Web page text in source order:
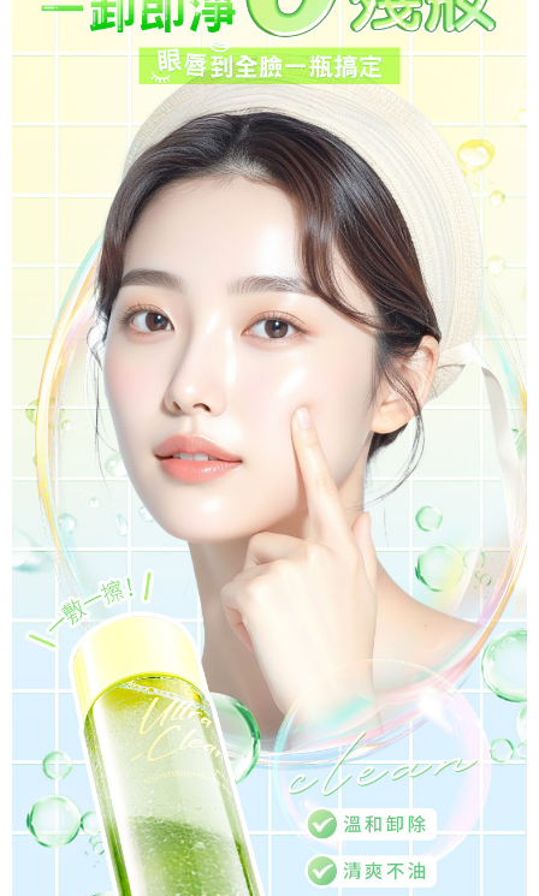
５．嚴禁一人註冊多個帳號或使用他人資訊註冊。若發現惡意使用之情形，
恩沛科技股份有限公司將有權停止該用戶之使用額度並採取法律行動。
離島宅配
每筆NT$100，滿NT$1,000(含以上)免運費
每筆NT$80，滿NT$999(含以上)免運費
海外配送(韓國地區請在地址末端提供收件人的個人通關
碼、並提供完整收件人姓名)
查看運費
國家/地區配送（新馬）